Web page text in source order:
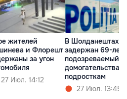
жителей
и Флорешт
за угон
27 Июл. 14:12
В Шолданештах
задержан 69-
подозреваемый в
домогательствах
подросткам
27 Июл. 13:45